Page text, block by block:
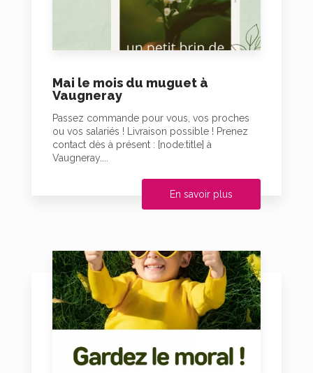
Mai le mois du muguet à
Vaugneray
Passez commande pour vous, vos proches
ou vos salariés ! Livraison possible ! Prenez
contact dès à présent : [node:title] à
Vaugneray....
En savoir plus